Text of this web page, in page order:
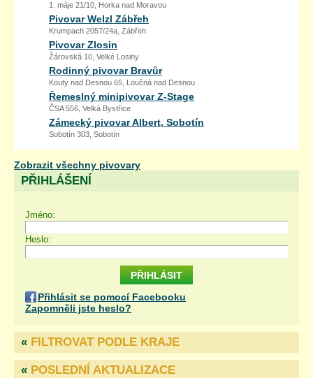
1. máje 21/10, Horka nad Moravou
Pivovar Welzl Zábřeh
Krumpach 2057/24a, Zábřeh
Pivovar Zlosin
Žárovská 10, Velké Losiny
Rodinný pivovar Bravůr
Kouty nad Desnou 65, Loučná nad Desnou
Řemeslný minipivovar Z-Stage
ČSA 556, Velká Bystřice
Zámecký pivovar Albert, Sobotín
Sobotín 303, Sobotín
Zobrazit všechny pivovary
PŘIHLÁŠENÍ
Jméno:
Heslo:
Přihlásit se pomocí Facebooku
Zapomněli jste heslo?
« FILTROVAT PODLE KRAJE
« POSLEDNÍ AKTUALIZACE